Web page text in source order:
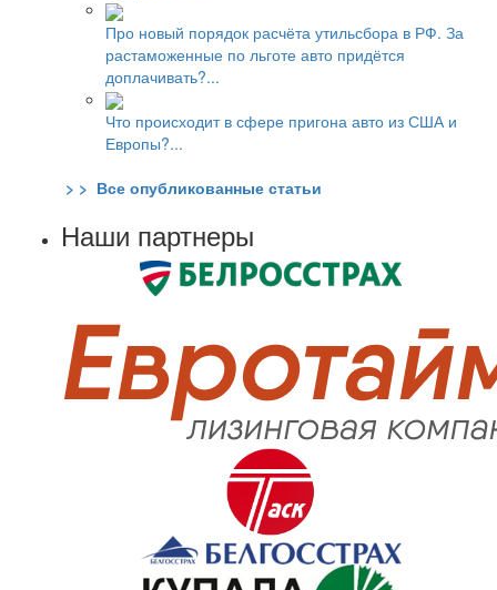
Про новый порядок расчёта утильсбора в РФ. За
растаможенные по льготе авто придётся
доплачивать?...
Что происходит в сфере пригона авто из США и
Европы?...
> > Все опубликованные статьи
Наши партнеры